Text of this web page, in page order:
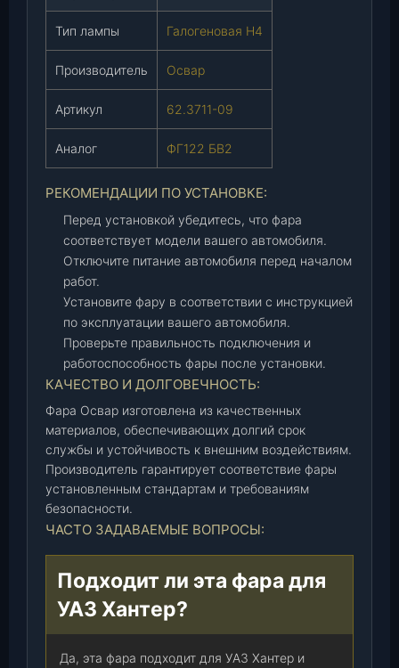
г
Н
)
(
Тип лампы Галогеновая H4
Производитель Освар
Артикул 62.3711-09
Аналог ФГ122 БВ2
РЕКОМЕНДАЦИИ ПО УСТАНОВКЕ:
Перед установкой убедитесь, что фара
соответствует модели вашего автомобиля.
Отключите питание автомобиля перед началом
работ.
Установите фару в соответствии с инструкцией
по эксплуатации вашего автомобиля.
Проверьте правильность подключения и
работоспособность фары после установки.
КАЧЕСТВО И ДОЛГОВЕЧНОСТЬ:
Фара Освар изготовлена из качественных
материалов, обеспечивающих долгий срок
службы и устойчивость к внешним воздействиям.
Производитель гарантирует соответствие фары
установленным стандартам и требованиям
безопасности.
ЧАСТО ЗАДАВАЕМЫЕ ВОПРОСЫ:
Подходит ли эта фара для
УАЗ Хантер?
Да, эта фара подходит для УАЗ Хантер и